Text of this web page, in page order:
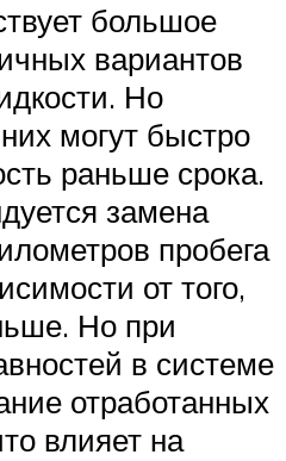
большое
вариантов
Но
могут быстро
раньше срока.
замена
пробега
от того,
Но при
в системе
отработанных
влияет на